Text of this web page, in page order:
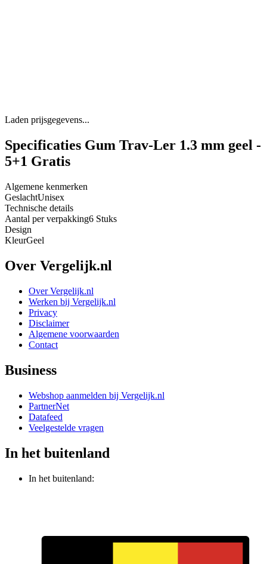
Laden prijsgegevens...
Specificaties Gum Trav-Ler 1.3 mm geel -
5+1 Gratis
Algemene kenmerken
GeslachtUnisex
Technische details
Aantal per verpakking6 Stuks
Design
KleurGeel
Over Vergelijk.nl
Over Vergelijk.nl
Werken bij Vergelijk.nl
Privacy
Disclaimer
Algemene voorwaarden
Contact
Business
Webshop aanmelden bij Vergelijk.nl
PartnerNet
Datafeed
Veelgestelde vragen
In het buitenland
In het buitenland: